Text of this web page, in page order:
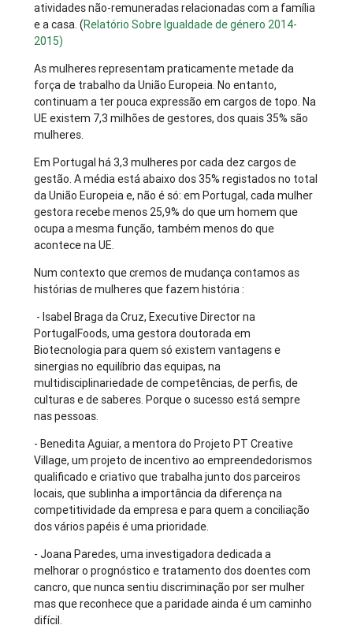
atividades não-remuneradas relacionadas com a família
e a casa. (Relatório Sobre Igualdade de género 2014-
2015)
As mulheres representam praticamente metade da
força de trabalho da União Europeia. No entanto,
continuam a ter pouca expressão em cargos de topo. Na
UE existem 7,3 milhões de gestores, dos quais 35% são
mulheres.
Em Portugal há 3,3 mulheres por cada dez cargos de
gestão. A média está abaixo dos 35% registados no total
da União Europeia e, não é só: em Portugal, cada mulher
gestora recebe menos 25,9% do que um homem que
ocupa a mesma função, também menos do que
acontece na UE.
Num contexto que cremos de mudança contamos as
histórias de mulheres que fazem história :
- Isabel Braga da Cruz, Executive Director na
PortugalFoods, uma gestora doutorada em
Biotecnologia para quem só existem vantagens e
sinergias no equilíbrio das equipas, na
multidisciplinariedade de competências, de perfis, de
culturas e de saberes. Porque o sucesso está sempre
nas pessoas.
- Benedita Aguiar, a mentora do Projeto PT Creative
Village, um projeto de incentivo ao empreendedorismos
qualificado e criativo que trabalha junto dos parceiros
locais, que sublinha a importância da diferença na
competitividade da empresa e para quem a conciliação
dos vários papéis é uma prioridade.
- Joana Paredes, uma investigadora dedicada a
melhorar o prognóstico e tratamento dos doentes com
cancro, que nunca sentiu discriminação por ser mulher
mas que reconhece que a paridade ainda é um caminho
difícil.